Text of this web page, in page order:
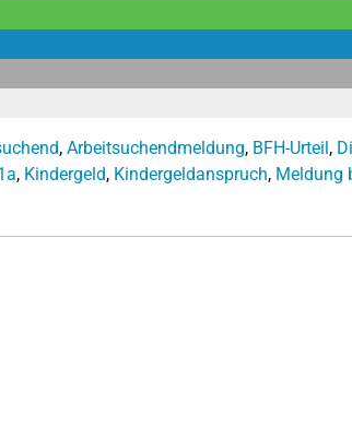
, Arbeitsuchendmeldung, BFH-Urteil,
, Kindergeld, Kindergeldanspruch, Meldung